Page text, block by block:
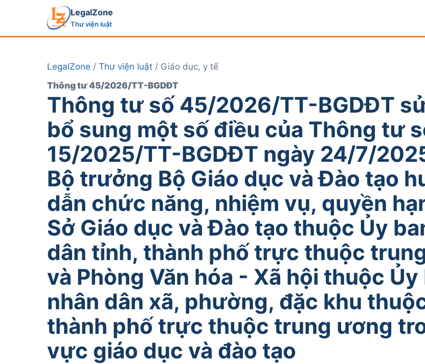
LegalZone
Thư viện luật
LegalZone / Thư viện luật / Giáo dục, y tế
Thông tư 45/2026/TT-BGDĐT
Thông tư số 45/2026/TT-BGDĐT
bổ sung một số điều của Thông tư
15/2025/TT-BGDĐT ngày 24/7/
Bộ trưởng Bộ Giáo dục và Đào tạo
dẫn chức năng, nhiệm vụ, quyền
Sở Giáo dục và Đào tạo thuộc Ủy
dân tỉnh, thành phố trực thuộc
và Phòng Văn hóa - Xã hội thuộc Ủy
nhân dân xã, phường, đặc khu
thành phố trực thuộc trung ương
vực giáo dục và đào tạo